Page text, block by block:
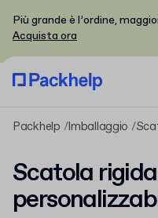
Più grande è l’ordine,
Acquista ora
Packhelp Imballaggio
Scatola